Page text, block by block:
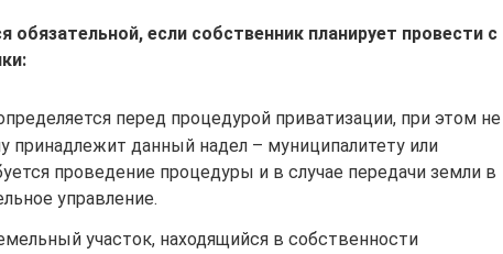
обязательной, если собственник планирует провести с
перед процедурой приватизации, при этом не
принадлежит данный надел – муниципалитету или
проведение процедуры и в случае передачи земли в
управление.
участок, находящийся в собственности